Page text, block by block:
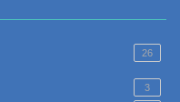
26
3